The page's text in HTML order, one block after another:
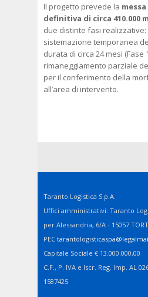
Il progetto prevede la
definitiva di circa 410.000
due distinte fasi
sistemazione temporanea
durata di circa 24 mesi (Fase
rimaneggiamento parziale
per il conferimento della
all’area di intervento.
Taranto Logistica S.p.A.
Uffici amministrativi: Taranto
per Alessandria, 6/A - 15057
PEC
Capitale Sociale € 13.000.000,00
C.F., P. IVA e Iscr. Reg. Imp. AL
1587425